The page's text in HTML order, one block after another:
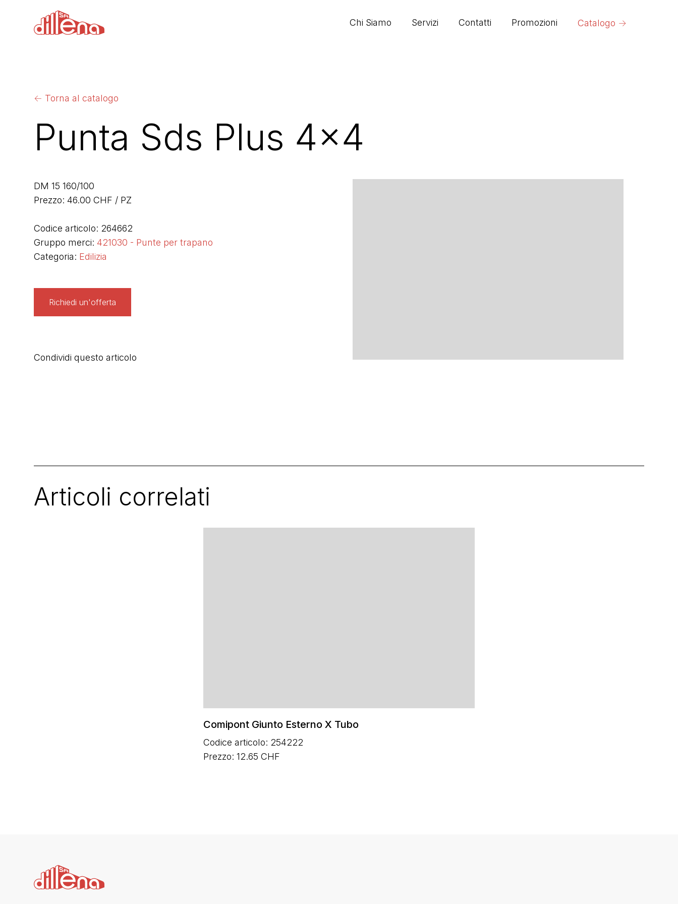
Chi Siamo Servizi Contatti Promozioni Catalogo →
← Torna al catalogo
Punta Sds Plus 4x4
DM 15 160/100
Prezzo: 46.00 CHF / PZ
Codice articolo: 264662
Gruppo merci:421030 - Punte per trapano
Categoria: Edilizia
Richiedi un'offerta
Condividi questo articolo
Articoli correlati
Comipont Giunto Esterno X Tubo
Codice articolo: 254222
Prezzo: 12.65 CHF